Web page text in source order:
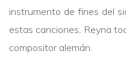
instrumento de fines del
estas canciones, Reyna
compositor alemán.